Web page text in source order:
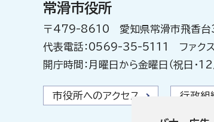
常滑市役所
〒479-8610 愛知県常滑市飛香台
代表電話：0569-35-5111 ファク
開庁時間：月曜日から金曜日（祝日
市役所へのアクセス 行政組